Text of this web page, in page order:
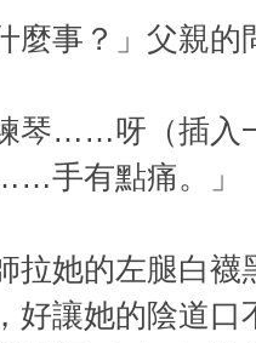
麼事？」父親
練琴……呀（插入
手有點痛。」
拉她的左腿白襪
好讓她的陰道